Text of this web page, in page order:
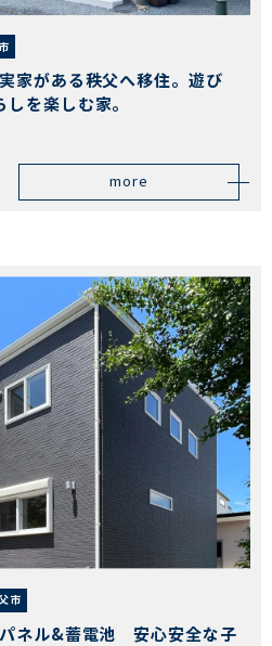
家がある秩父へ移住。遊び
を楽しむ家。
more
市
パネル&蓄電池 安心安全な子